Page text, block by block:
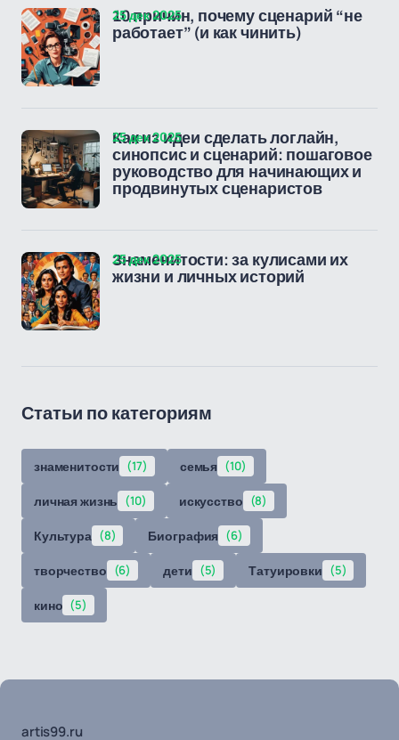
10 причин, почему сценарий “не
работает” (и как чинить)
25 дек 2025
Как из идеи сделать логлайн,
синопсис и сценарий: пошаговое
руководство для начинающих и
продвинутых сценаристов
25 дек 2025
Знаменитости: за кулисами их
жизни и личных историй
25 дек 2025
Статьи по категориям
знаменитости (17) семья (10)
личная жизнь (10) искусство (8)
Культура (8) Биография (6)
творчество (6) дети (5) Татуировки (5)
кино (5)
artis99.ru